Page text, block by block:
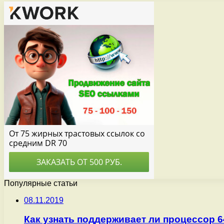
Популярные статьи
08.11.2019
Как узнать поддерживает ли процессор